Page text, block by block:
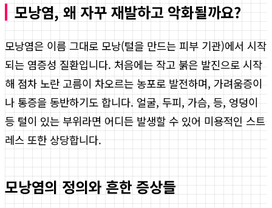
모낭염, 왜 자꾸 재발하고 악화될까요?
모낭염은 이름 그대로 모낭(털을 만드는 피부 기관)에서 시작
되는 염증성 질환입니다. 처음에는 작고 붉은 발진으로 시작
해 점차 노란 고름이 차오르는 농포로 발전하며, 가려움증이
나 통증을 동반하기도 합니다. 얼굴, 두피, 가슴, 등, 엉덩이
등 털이 있는 부위라면 어디든 발생할 수 있어 미용적인 스트
레스 또한 상당합니다.
모낭염의 정의와 흔한 증상들